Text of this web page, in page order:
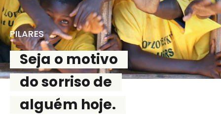
PILARES
Seja o motivo
do sorriso de
alguém hoje.